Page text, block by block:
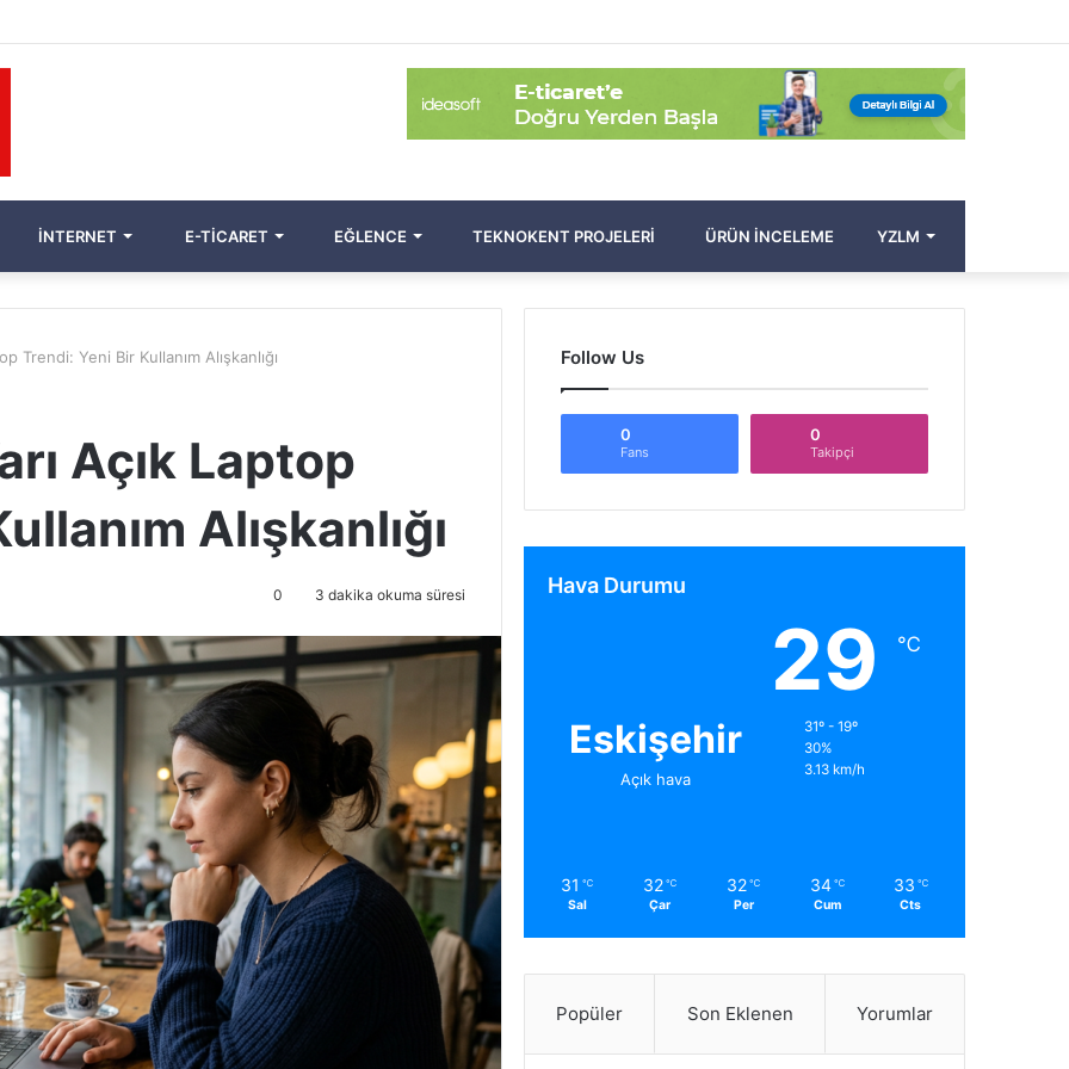
yap
...
Bölmesi
Makale
Ol
İNTERNET E-TICARET EĞLENCE TEKNOKENT PROJELERI ÜRÜN İNCELEME YZLM
Trendi: Yeni Bir Kullanım Alışkanlığı
Açık Laptop
Alışkanlığı
0 3 dakika okuma süresi
Follow Us
0
Fans
0
Takipçi
Hava Durumu
Eskişehir
Açık hava
29 ℃
31º - 19º
30%
3.13 km/h
31 ℃
Sal
32 ℃
Çar
32 ℃
Per
34 ℃
Cum
33 ℃
Cts
Popüler Son Eklenen Yorumlar